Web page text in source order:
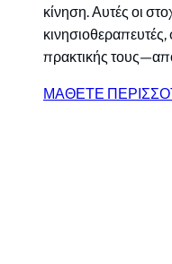
κίνηση. Αυτές οι
πρακτικής
ΜΑΘΕΤΕ